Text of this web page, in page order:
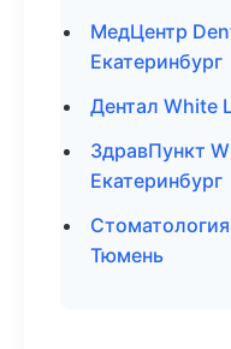
МедЦентр
Екатеринбург
Дентал White
ЗдравПункт
Екатеринбург
Тюмень